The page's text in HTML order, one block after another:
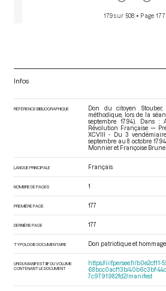
179 sur 508 • Page 177
Infos
RÉFÉRENCE BIBLIOGRAPHIQUE
Don du citoyen
méthodique, lors de la
septembre 1794). Dans :
Révolution Française —
XCVIII - Du 3
septembre au 8 octobre
Monnier et Françoise Brunel.
LANGUE PRINCIPALE Français
NOMBRE DE PAGES 1
PREMIÈRE PAGE 177
DERNIÈRE PAGE 177
TYPOLOGIE DOCUMENTAIRE Don patriotique et hommage
URI DU MANIFEST IIIF DU VOLUME
CONTENANT LE DOCUMENT
https://iiif.persee.fr/b0e2cf11-
68bcc0acf13b/40b6c3bf-
7c9791982fd2/manifest